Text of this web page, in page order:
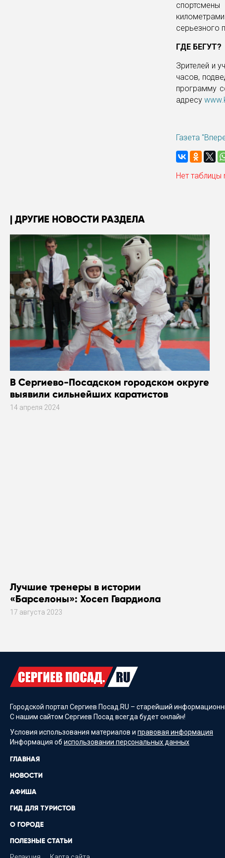
серьезного
ГДЕ БЕГУТ?
Зрителей и
часов,
программу
адресу
Газета
Нет таблицы
ДРУГИЕ НОВОСТИ РАЗДЕЛА
В Сергиево-Посадском городском округе
выявили сильнейших каратистов
14 апреля 2024
Лучшие тренеры в истории
«Барселоны»: Хосеп Гвардиола
17 августа 2023
Городской портал Сергиев Посад.RU – старейший
С нашим сайтом Сергиев Посад всегда будет онлайн!
Условия использования материалов и правовая информация
Информация об использовании персональных данных
ГЛАВНАЯ
НОВОСТИ
АФИША
ГИД ДЛЯ ТУРИСТОВ
О ГОРОДЕ
ПОЛЕЗНЫЕ СТАТЬИ